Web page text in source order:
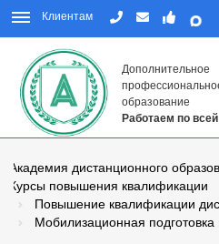
Клиентам
Дополнительное
образование
Работаем по
Академия дистанционного
Курсы повышения квалификации
Повышение квалификации
Мобилизационная подготовка